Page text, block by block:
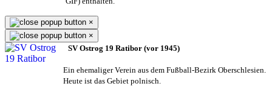
×
×
SV Ostrog 19 Ratibor (vor 1945)
Ein ehemaliger Verein aus dem Fußball-Bezirk Oberschlesien.
Heute ist das Gebiet polnisch.